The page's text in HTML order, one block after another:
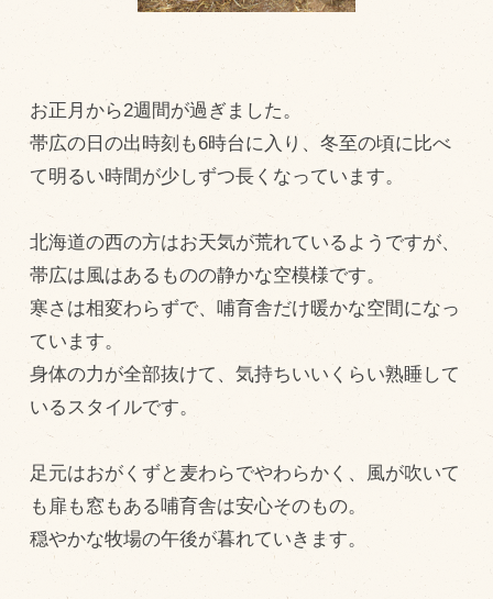
お正月から2週間が過ぎました。
帯広の日の出時刻も6時台に入り、冬至の頃に比べ
て明るい時間が少しずつ長くなっています。
北海道の西の方はお天気が荒れているようですが、
帯広は風はあるものの静かな空模様です。
寒さは相変わらずで、哺育舎だけ暖かな空間になっ
ています。
身体の力が全部抜けて、気持ちいいくらい熟睡して
いるスタイルです。
足元はおがくずと麦わらでやわらかく、風が吹いて
も扉も窓もある哺育舎は安心そのもの。
穏やかな牧場の午後が暮れていきます。
十勝帯広の観光
採用情報
その他
牧場のご紹介
牧場の仕事
飼育している牛について
食肉加工場を新設
衛生管理体制
業務管理体制
品質管理体制